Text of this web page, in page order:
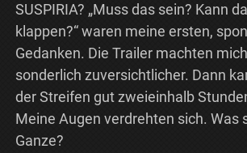
SUSPIRIA? „Muss das sein? Kann
klappen?“ waren meine ersten,
Gedanken. Die Trailer machten
sonderlich zuversichtlicher. Dann
der Streifen gut zweieinhalb
Meine Augen verdrehten sich. Was
Ganze?